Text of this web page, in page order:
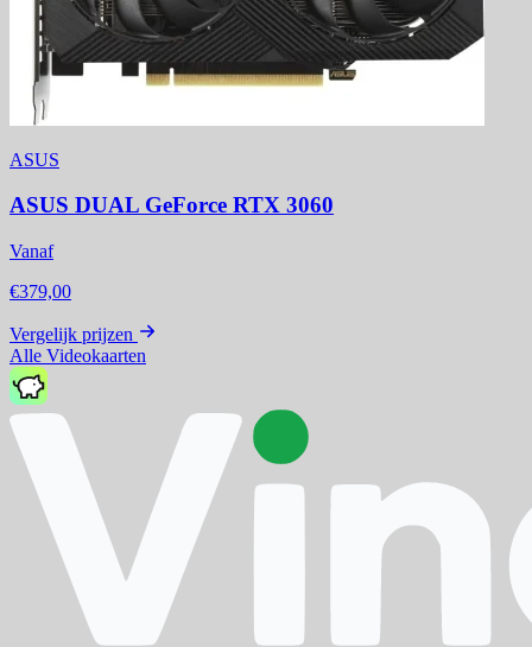
ASUS
ASUS DUAL GeForce RTX 3060
Vanaf
€379,00
Vergelijk prijzen
Alle Videokaarten